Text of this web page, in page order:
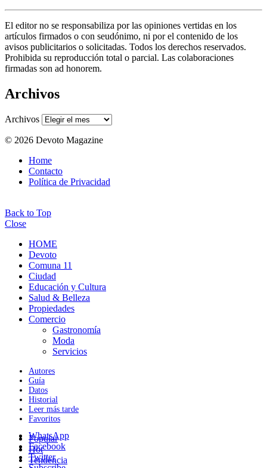
El editor no se responsabiliza por las opiniones vertidas en los
artículos firmados o con seudónimo, ni por el contenido de los
avisos publicitarios o solicitadas. Todos los derechos reservados.
Prohibida su reproducción total o parcial. Las colaboraciones
firmadas son ad honorem.
Archivos
Archivos
© 2026 Devoto Magazine
Home
Contacto
Política de Privacidad
Back to Top
Close
HOME
Devoto
Comuna 11
Ciudad
Educación y Cultura
Salud & Belleza
Propiedades
Comercio
Gastronomía
Moda
Servicios
Autores
Guía
Datos
Historial
Leer más tarde
Favoritos
Popular
Hot
Tendencia
WhatsApp
Facebook
Twitter